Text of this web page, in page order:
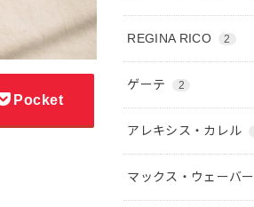
Pocket
REGINA RICO 2
ゲーテ 2
アレキシス・カレル
マックス・ウェーバー